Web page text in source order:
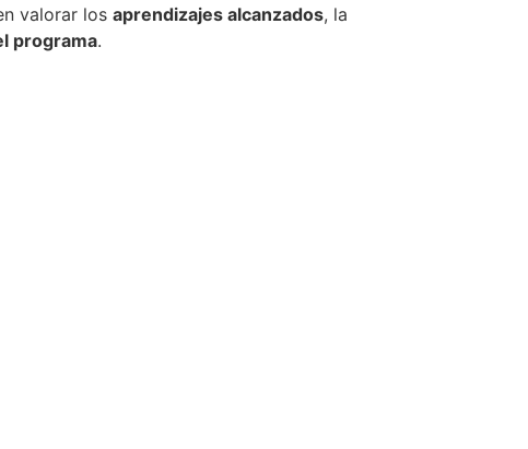
valorar los aprendizajes alcanzados, la
programa.